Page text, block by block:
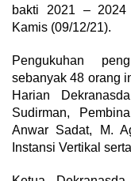
bakti 2021 – 2024
Kamis (09/12/21).
Pengukuhan
sebanyak 48 orang
Harian
Sudirman,
Anwar Sadat, M.
Instansi Vertikal